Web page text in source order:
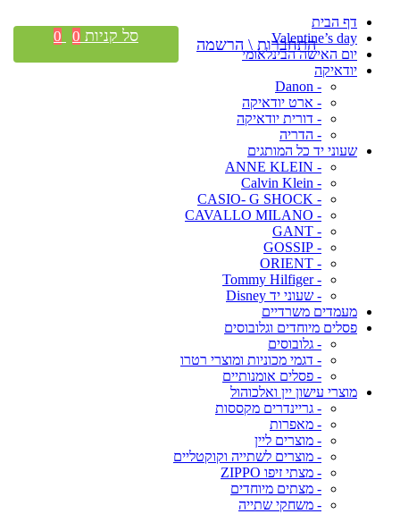
דף הבית
Valentine’s day
יום האישה הבינלאומי
יודאיקה
- Danon
- ארט יודאיקה
- דורית יודאיקה
- הדריה
שעוני יד כל המותגים
- ANNE KLEIN
- Calvin Klein
- CASIO- G SHOCK
- CAVALLO MILANO
- GANT
- GOSSIP
- ORIENT
- Tommy Hilfiger
- שעוני יד Disney
מעמדים משרדיים
פסלים מיוחדים וגלובוסים
- גלובוסים
- דגמי מכוניות ומוצרי רטרו
- פסלים אומנותיים
מוצרי עישון יין ואלכוהול
- גריינדרים מקססות
- מאפרות
- מוצרים ליין
- מוצרים לשתייה וקוקטליים
- מצתי זיפו ZIPPO
- מצתים מיוחדים
- משחקי שתייה
התחברות \ הרשמה סל קניות 0
0